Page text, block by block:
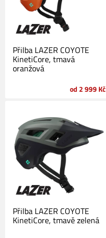
Přilba LAZER COYOTE
KinetiCore, tmavá
oranžová
od 2 999 Kč
Přilba LAZER COYOTE
KinetiCore, tmavě zelená